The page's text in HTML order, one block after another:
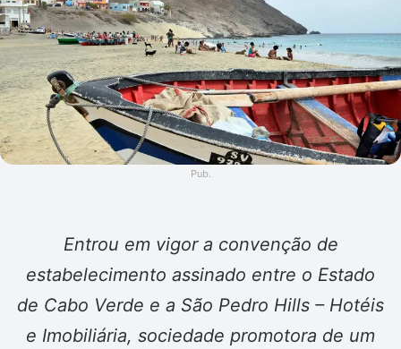
Pub.
Entrou em vigor a convenção de
estabelecimento assinado entre o Estado
de Cabo Verde e a São Pedro Hills – Hotéis
e Imobiliária, sociedade promotora de um